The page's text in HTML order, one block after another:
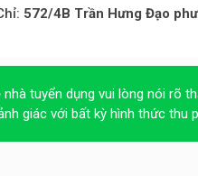
572/4B Trần Hưng Đạo
nhà tuyển dụng vui lòng nói rõ
giác với bất kỳ hình thức thu